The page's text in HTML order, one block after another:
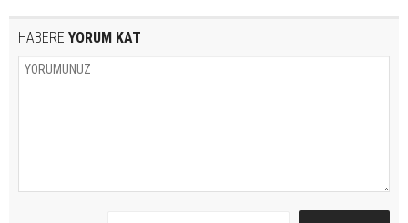
HABERE YORUM KAT